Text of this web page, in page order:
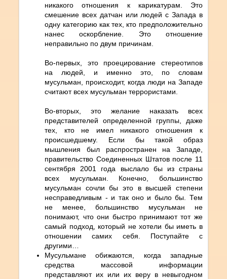
никакого отношения к карикатурам. Это
смешение всех датчан или людей с Запада в
одну категорию как тех, кто предположительно
нанес оскорбление. Это отношение
неправильно по двум причинам.
Во-первых, это проецирование стереотипов
на людей, и именно это, по словам
мусульман, происходит, когда люди на Западе
считают всех мусульман террористами.
Во-вторых, это желание наказать всех
представителей определенной группы, даже
тех, кто не имел никакого отношения к
происшедшему. Если бы такой образ
мышления был распространен на Западе,
правительство Соединенных Штатов после 11
сентября 2001 года выслало бы из страны
всех мусульман. Конечно, большинство
мусульман сочли бы это в высшей степени
несправедливым - и так оно и было бы. Тем
не менее, большинство мусульман не
понимают, что они быстро принимают тот же
самый подход, который не хотели бы иметь в
отношении самих себя. Поступайте с
другими…
Мусульмане обижаются, когда западные
средства массовой информации
представляют их или их веру в невыгодном